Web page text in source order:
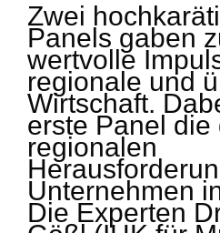
Zwei
Panels gaben
wertvolle
regionale und
Wirtschaft.
erste Panel
regionalen
Unternehmen
Die Experten